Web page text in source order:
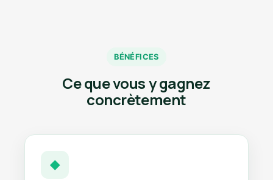
BÉNÉFICES
Ce que vous y gagnez
concrètement
◆